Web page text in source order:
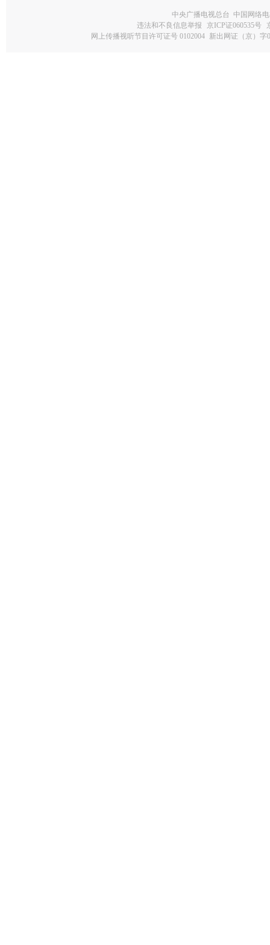
中央广播电视总台 中国网络
违法和不良信息举报
京ICP证060535号
网上传播视听节目许可证号 0102004 新出网证（京）